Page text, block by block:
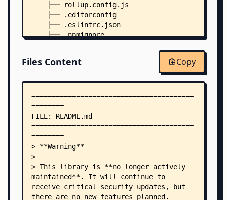
    ├── rollup.config.js
    ├── .editorconfig
    ├── .eslintrc.json
    ├── .npmignore
    ├── examples/
    │   ├── collections.js
    │   ├── drag-handle.js
    │   ├── react-infinite.js
    │   ├── react-virtualized-table-columns.js
    │   ├── react-virtualized.js
    │   └── .eslintrc.json
    ├── src/
    │   ├── index.js
    │   ├── utils.js
    │   ├── AutoScroller/
    │   │   └── index.js
    │   ├── Manager/
Files Content Copy